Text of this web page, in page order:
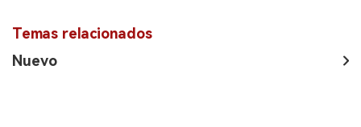
Temas relacionados
Nuevo